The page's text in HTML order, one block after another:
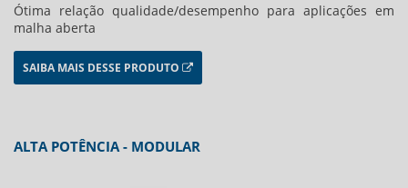
Ótima relação qualidade/desempenho para aplicações em
malha aberta
SAIBA MAIS DESSE PRODUTO
ALTA POTÊNCIA - MODULAR